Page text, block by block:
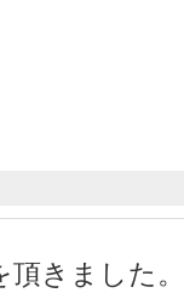
頂きました